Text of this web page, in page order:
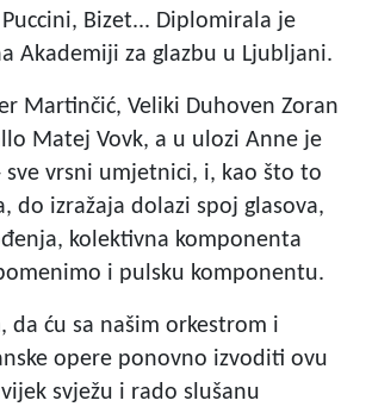
Bizet... Diplomirala je
Akademiji za glazbu u Ljubljani.
Martinčić, Veliki Duhoven Zoran
Matej Vovk, a u ulozi Anne je
sve vrsni umjetnici, i, kao što to
do izražaja dolazi spoj glasova,
kolektivna komponenta
i pulsku komponentu.
da ću sa našim orkestrom i
opere ponovno izvoditi ovu
svježu i rado slušanu